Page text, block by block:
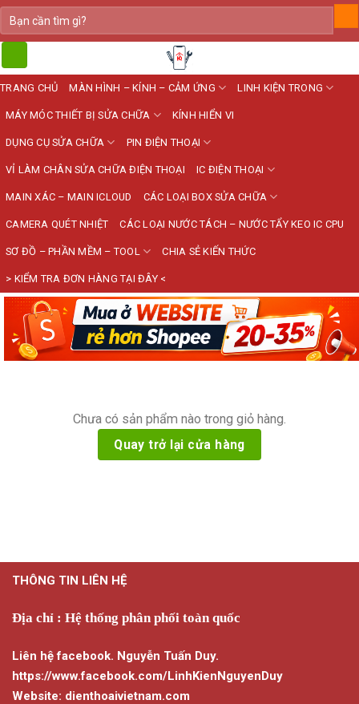
Bỏ
qua
nội
dung
kiếm:
TRANG CHỦ MÀN HÌNH – KÍNH – CẢM ỨNG LINH KIỆN TRONG
MÁY MÓC THIẾT BỊ SỬA CHỮA KÍNH HIỂN VI
DỤNG CỤ SỬA CHỮA PIN ĐIỆN THOẠI
VỈ LÀM CHÂN SỬA CHỮA ĐIỆN THOẠI IC ĐIỆN THOẠI
MAIN XÁC – MAIN ICLOUD CÁC LOẠI BOX SỬA CHỮA
CAMERA QUÉT NHIỆT CÁC LOẠI NƯỚC TÁCH – NƯỚC TẨY KEO IC CPU
SƠ ĐỒ – PHẦN MỀM – TOOL CHIA SẺ KIẾN THỨC
> KIỂM TRA ĐƠN HÀNG TẠI ĐÂY <
Chưa có sản phẩm nào trong giỏ hàng.
Quay trở lại cửa hàng
THÔNG TIN LIÊN HỆ
Địa chỉ : Hệ thống phân phối toàn quốc
Liên hệ facebook. Nguyễn Tuấn Duy.
https://www.facebook.com/LinhKienNguyenDuy
Website: dienthoaivietnam.com